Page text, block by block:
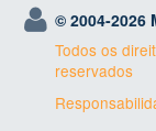
© 2004-2026
Todos os
reservados